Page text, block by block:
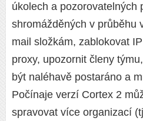
úkolech a pozorovatelných
shromážděných v průběhu
mail složkám, zablokovat
proxy, upozornit členy
být naléhavě postaráno a
Počínaje verzí Cortex 2
spravovat více organizací